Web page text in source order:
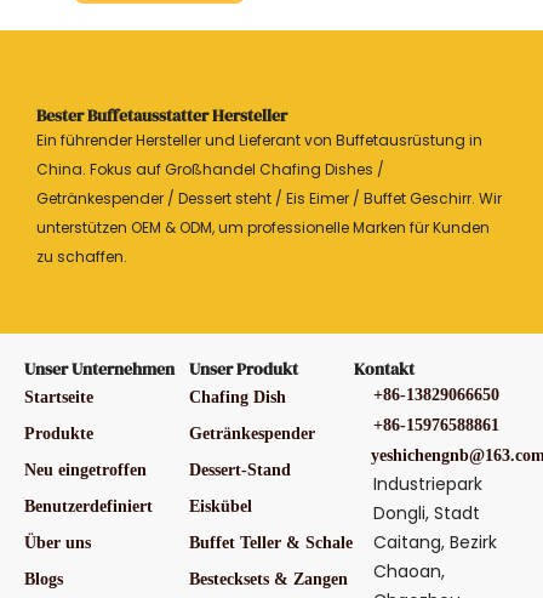
Bester Buffetausstatter Hersteller
Ein führender Hersteller und Lieferant von Buffetausrüstung in
China. Fokus auf Großhandel Chafing Dishes /
Getränkespender / Dessert steht / Eis Eimer / Buffet Geschirr. Wir
unterstützen OEM & ODM, um professionelle Marken für Kunden
zu schaffen.
Unser Unternehmen
Startseite
Produkte
Neu eingetroffen
Benutzerdefiniert
Über uns
Blogs
Unser Produkt
Chafing Dish
Getränkespender
Dessert-Stand
Eiskübel
Buffet Teller & Schale
Bestecksets & Zangen
Kontakt
+86-13829066650
+86-15976588861
Industriepark
Dongli, Stadt
Caitang, Bezirk
Chaoan,